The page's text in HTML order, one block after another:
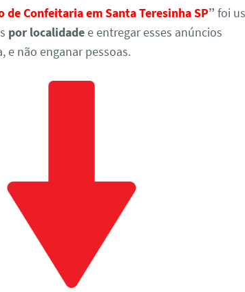
de Confeitaria em Santa Teresinha SP” foi
por localidadee entregar esses anúncios
e não enganar pessoas.